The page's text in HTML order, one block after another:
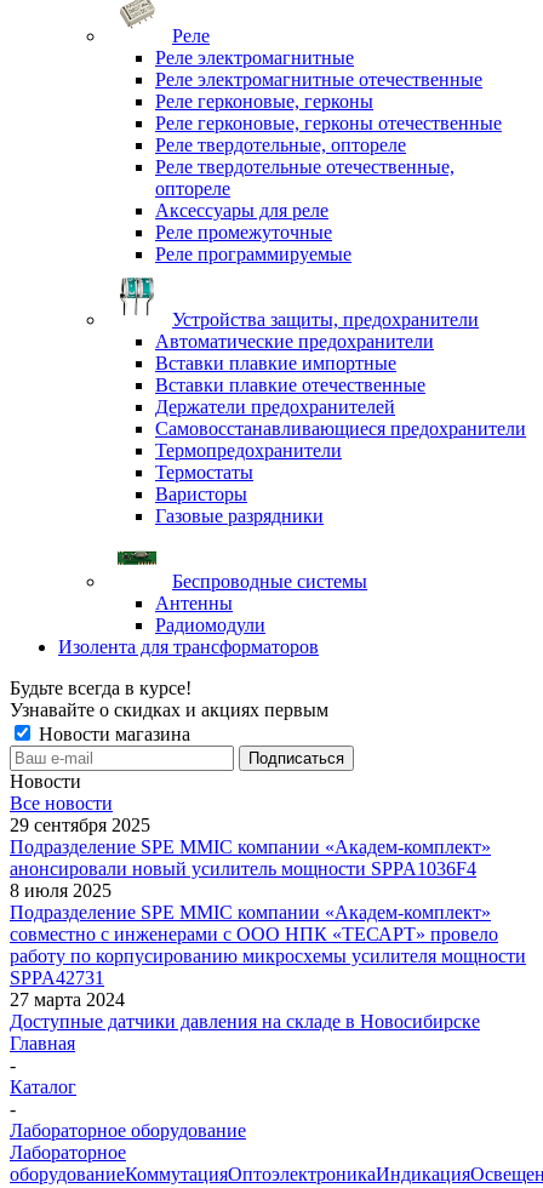
Реле
Реле электромагнитные
Реле электромагнитные отечественные
Реле герконовые, герконы
Реле герконовые, герконы отечественные
Реле твердотельные, оптореле
Реле твердотельные отечественные,
оптореле
Аксессуары для реле
Реле промежуточные
Реле программируемые
Устройства защиты, предохранители
Автоматические предохранители
Вставки плавкие импортные
Вставки плавкие отечественные
Держатели предохранителей
Самовосстанавливающиеся предохранители
Термопредохранители
Термостаты
Варисторы
Газовые разрядники
Беспроводные системы
Антенны
Радиомодули
Изолента для трансформаторов
Будьте всегда в курсе!
Узнавайте о скидках и акциях первым
Новости магазина
Новости
Все новости
29 сентября 2025
Подразделение SPE MMIC компании «Академ-комплект»
анонсировали новый усилитель мощности SPPA1036F4
8 июля 2025
Подразделение SPE MMIC компании «Академ-комплект»
совместно с инженерами с ООО НПК «ТЕСАРТ» провело
работу по корпусированию микросхемы усилителя мощности
SPPA42731
27 марта 2024
Доступные датчики давления на складе в Новосибирске
Главная
-
Каталог
-
Лабораторное оборудование
Лабораторное
оборудованиеКоммутацияОптоэлектроникаИндикация